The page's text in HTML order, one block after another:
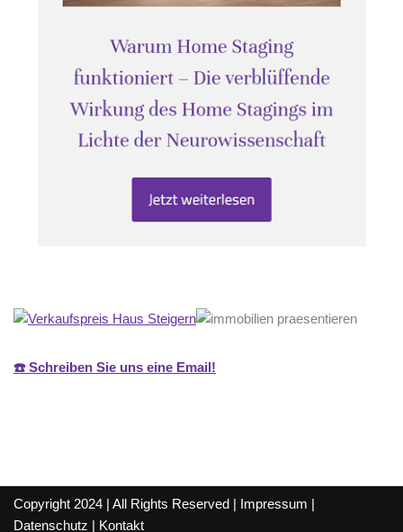
☎️ Schreiben Sie uns eine Email!
Copyright 2024 | All Rights Reserved | Impressum |
Datenschutz | Kontakt